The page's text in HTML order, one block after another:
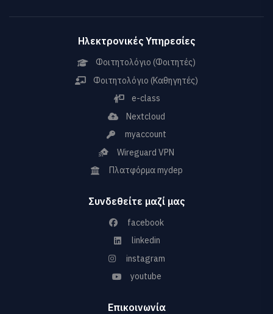
Ηλεκτρονικές Υπηρεσίες
Φοιτητολόγιο (Φοιτητές)
Φοιτητολόγιο (Καθηγητές)
e-class
Nextcloud
myaccount
Wireguard VPN
Πλατφόρμα mydep
Συνδεθείτε μαζί μας
facebook
linkedin
instagram
youtube
Επικοινωνία